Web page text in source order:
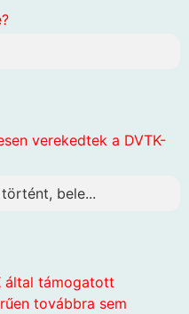
verekedtek a DVTK-
bele...
által támogatott
továbbra sem